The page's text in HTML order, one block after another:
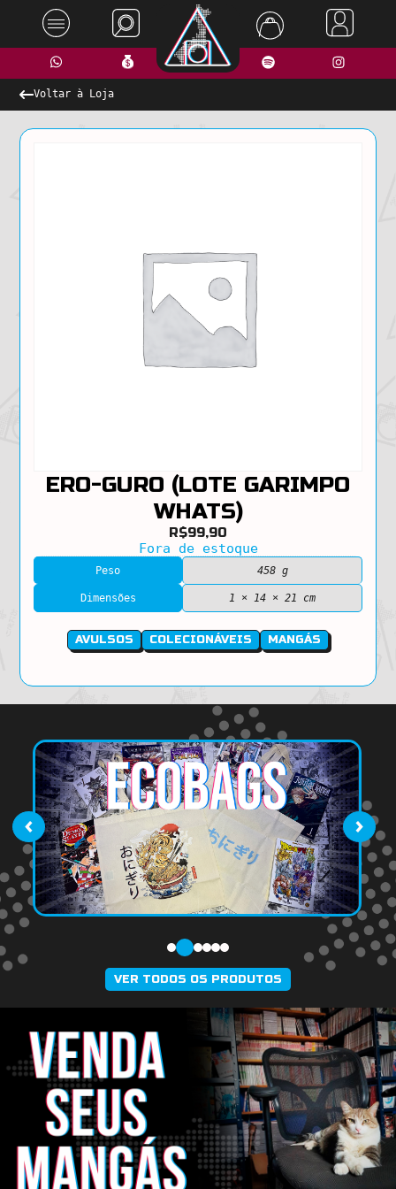
Voltar à Loja
ERO-GURO (LOTE GARIMPO
WHATS)
R$99,90
Fora de estoque
Peso 458 g
Dimensões 1 × 14 × 21 cm
AVULSOS COLECIONÁVEIS MANGÁS
‹ ›
VER TODOS OS PRODUTOS